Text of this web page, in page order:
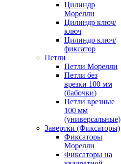
Цилиндр
Морелли
Цилиндр ключ/
ключ
Цилиндр ключ/
фиксатор
Петли
Петли Морелли
Петли без
врезки 100 мм
(бабочки)
Петли врезные
100 мм
(универсальные)
Завертки (Фиксаторы)
Фиксаторы
Морелли
Фиксаторы на